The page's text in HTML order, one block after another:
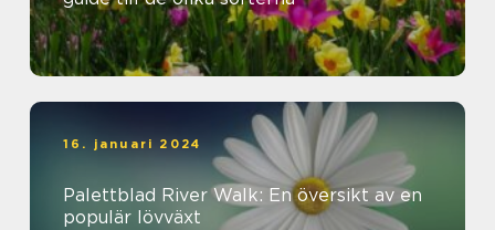
16. januari 2024
Palettblad River Walk: En översikt av en
populär lövväxt